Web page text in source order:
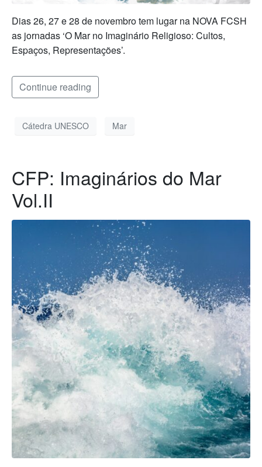
Dias 26, 27 e 28 de novembro tem lugar na NOVA FCSH
as jornadas ‘O Mar no Imaginário Religioso: Cultos,
Espaços, Representações’.
Continue reading
Cátedra UNESCO Mar
CFP: Imaginários do Mar
Vol.II